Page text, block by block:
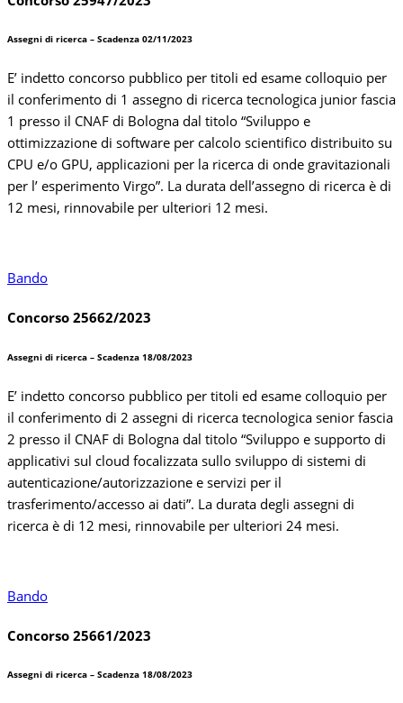
Assegni di ricerca – Scadenza 02/11/2023
E’ indetto concorso pubblico per titoli ed esame colloquio per
il conferimento di 1 assegno di ricerca tecnologica junior fascia
1 presso il CNAF di Bologna dal titolo “Sviluppo e
ottimizzazione di software per calcolo scientifico distribuito su
CPU e/o GPU, applicazioni per la ricerca di onde gravitazionali
per l’ esperimento Virgo”. La durata dell’assegno di ricerca è di
12 mesi, rinnovabile per ulteriori 12 mesi.
Bando
Concorso 25662/2023
Assegni di ricerca – Scadenza 18/08/2023
E’ indetto concorso pubblico per titoli ed esame colloquio per
il conferimento di 2 assegni di ricerca tecnologica senior fascia
2 presso il CNAF di Bologna dal titolo “Sviluppo e supporto di
applicativi sul cloud focalizzata sullo sviluppo di sistemi di
autenticazione/autorizzazione e servizi per il
trasferimento/accesso ai dati”. La durata degli assegni di
ricerca è di 12 mesi, rinnovabile per ulteriori 24 mesi.
Bando
Concorso 25661/2023
Assegni di ricerca – Scadenza 18/08/2023